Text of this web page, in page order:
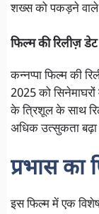
शख्स को पकड़ने वाले
फिल्म की रिलीज़ डेट
कन्नप्पा फिल्म की
2025 को
के त्रिशूल के साथ
अधिक उत्सुकता बढ़ा
प्रभास का
इस फिल्म में एक